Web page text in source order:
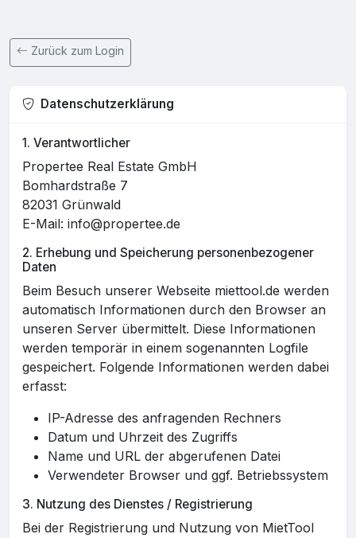
Zurück zum Login
Datenschutzerklärung
1. Verantwortlicher
Propertee Real Estate GmbH
Bomhardstraße 7
82031 Grünwald
E-Mail: info@propertee.de
2. Erhebung und Speicherung personenbezogener
Daten
Beim Besuch unserer Webseite miettool.de werden
automatisch Informationen durch den Browser an
unseren Server übermittelt. Diese Informationen
werden temporär in einem sogenannten Logfile
gespeichert. Folgende Informationen werden dabei
erfasst:
IP-Adresse des anfragenden Rechners
Datum und Uhrzeit des Zugriffs
Name und URL der abgerufenen Datei
Verwendeter Browser und ggf. Betriebssystem
3. Nutzung des Dienstes / Registrierung
Bei der Registrierung und Nutzung von MietTool